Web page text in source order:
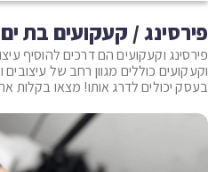
פירסינג / קעקועים בת ים
פירסינג וקעקועים הם דרכים להוסיף
בעסק יכולים לדרג אותו! מצאו בקלות